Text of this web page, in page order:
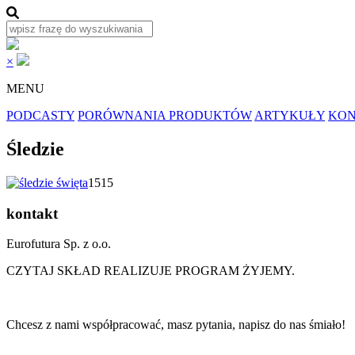
×
MENU
PODCASTY PORÓWNANIA PRODUKTÓW ARTYKUŁY
Śledzie
1515
kontakt
Eurofutura Sp. z o.o.
CZYTAJ SKŁAD REALIZUJE PROGRAM ŻYJEMY.
Chcesz z nami współpracować, masz pytania, napisz do nas śmiało!